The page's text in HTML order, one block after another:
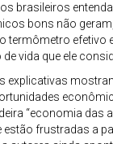
brasileiros
bons não
termômetro
vida que ele
explicativas
“economia das
estão frustradas a